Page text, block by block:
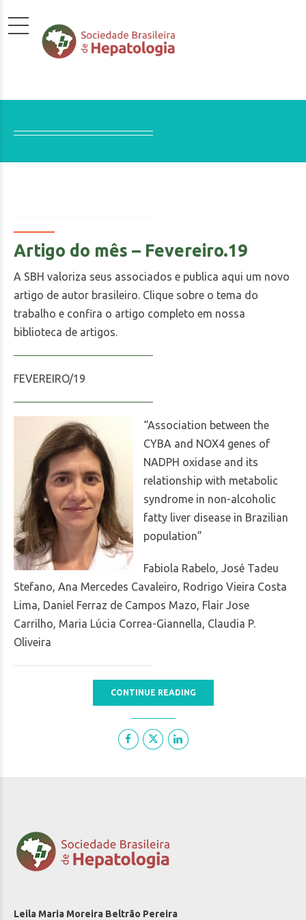
Artigo do mês – Fevereiro.19
A SBH valoriza seus associados e publica aqui um novo
artigo de autor brasileiro. Clique sobre o tema do
trabalho e confira o artigo completo em nossa
biblioteca de artigos.
FEVEREIRO/19
“Association between the
CYBA and NOX4 genes of
NADPH oxidase and its
relationship with metabolic
syndrome in non-alcoholic
fatty liver disease in Brazilian
population”
Fabiola Rabelo, José Tadeu
Stefano, Ana Mercedes Cavaleiro, Rodrigo Vieira Costa
Lima, Daniel Ferraz de Campos Mazo, Flair Jose
Carrilho, Maria Lúcia Correa-Giannella, Claudia P.
Oliveira
CONTINUE READING
Leila Maria Moreira Beltrão Pereira